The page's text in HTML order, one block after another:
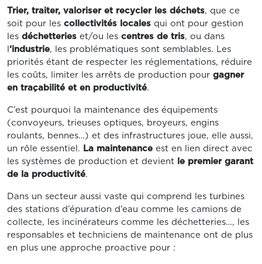
Trier, traiter, valoriser et recycler les déchets, que ce
soit pour les collectivités locales qui ont pour gestion
les déchetteries et/ou les centres de tris, ou dans
‘industrie, les problématiques sont semblables. Les
priorités étant de respecter les réglementations, réduire
les coûts, limiter les arrêts de production pour gagner
en traçabilité et en productivité.
C’est pourquoi la maintenance des équipements
(convoyeurs, trieuses optiques, broyeurs, engins
roulants, bennes…) et des infrastructures joue, elle aussi,
un rôle essentiel. La maintenance est en lien direct avec
les systèmes de production et devient le premier garant
de la productivité.
Dans un secteur aussi vaste qui comprend les turbines
des stations d’épuration d’eau comme les camions de
collecte, les incinérateurs comme les déchetteries…, les
responsables et techniciens de maintenance ont de plus
en plus une approche proactive pour :